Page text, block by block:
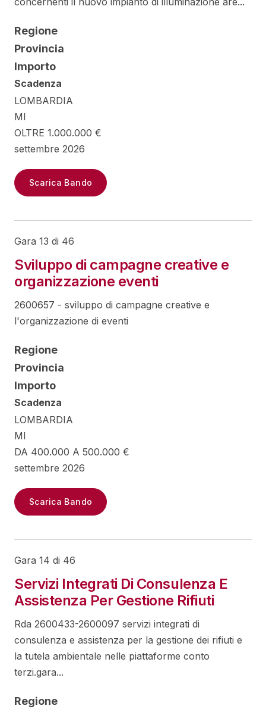
Regione
Provincia
Importo
Scadenza
LOMBARDIA
MI
OLTRE 1.000.000 €
settembre 2026
Scarica Bando
Gara 13 di 46
Sviluppo di campagne creative e
organizzazione eventi
2600657 - sviluppo di campagne creative e
l'organizzazione di eventi
Regione
Provincia
Importo
Scadenza
LOMBARDIA
MI
DA 400.000 A 500.000 €
settembre 2026
Scarica Bando
Gara 14 di 46
Servizi Integrati Di Consulenza E
Assistenza Per Gestione Rifiuti
Rda 2600433-2600097 servizi integrati di
consulenza e assistenza per la gestione dei rifiuti e
la tutela ambientale nelle piattaforme conto
terzi.gara...
Regione